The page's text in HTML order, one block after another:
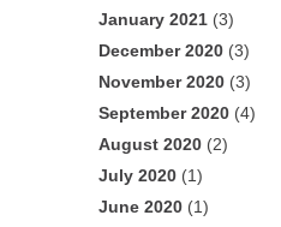
January 2021 (3)
December 2020 (3)
November 2020 (3)
September 2020 (4)
August 2020 (2)
July 2020 (1)
June 2020 (1)